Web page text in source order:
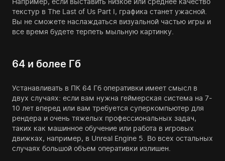
текстур в The Last of Us Part I, графика станет ужасной.
Вы не сможете наслаждаться визуальной частью игры и
все время будете терпеть мыльную картинку.
64 и более Гб
Устанавливать в ПК 64 Гб оперативки имеет смысл в
двух случаях: если вам нужна геймерская система на 7-
10 лет вперед или вам требуется суперкомпьютер для
рендера и очень тяжелых профессиональных задач,
таких как машинное обучение или работа в игровых
движках, например, в Unreal Engine 5. Во всех остальных
случаях большой объем оперативки излишен.